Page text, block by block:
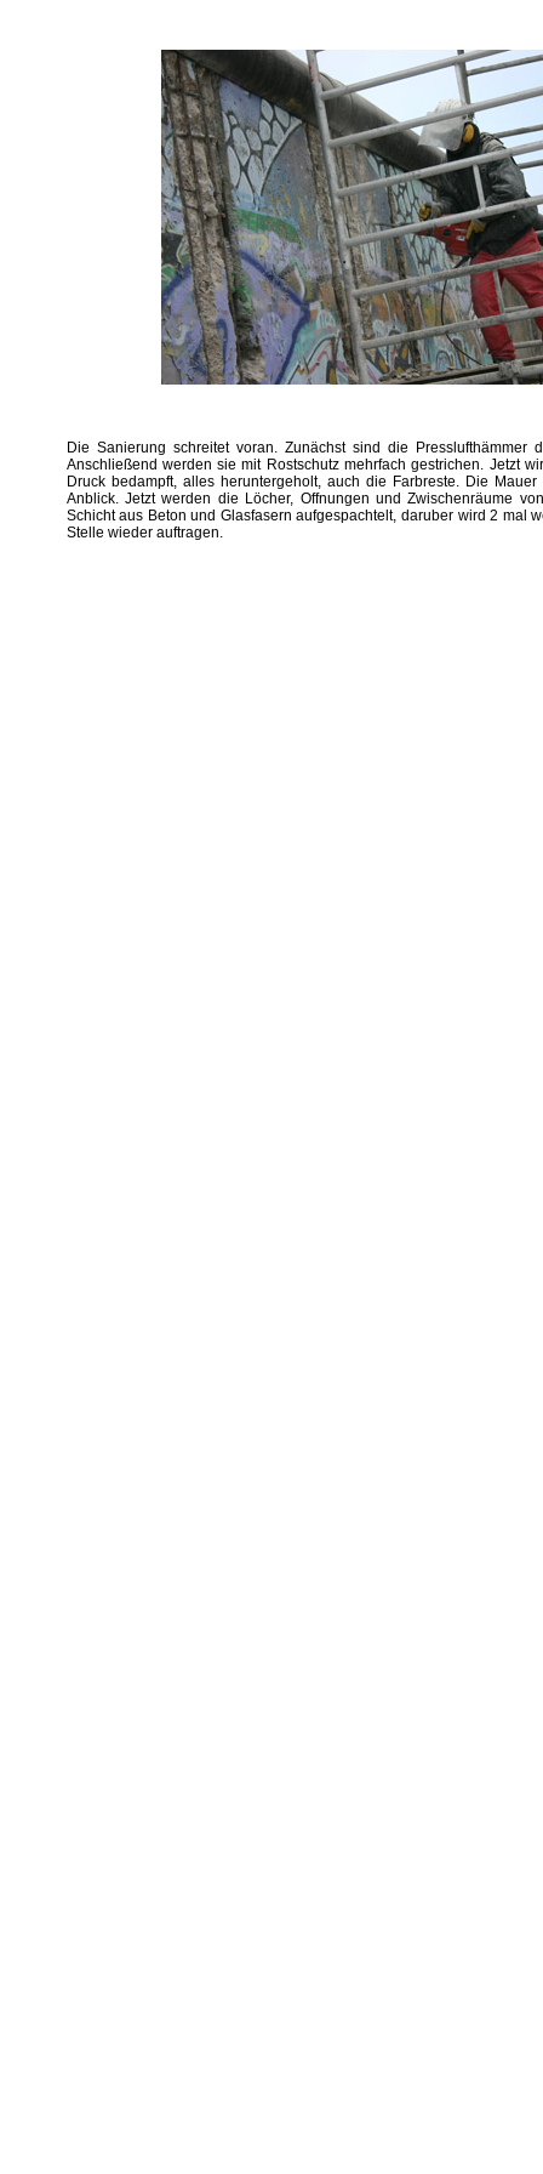
Die Sanierung schreitet voran. Zunächst sind die
Anschließend werden sie mit Rostschutz mehrfach gestrichen. Jetzt
Druck bedampft, alles heruntergeholt, auch die Farbreste. Die
Anblick. Jetzt werden die Löcher, Offnungen und Zwischenräume
Schicht aus Beton und Glasfasern aufgespachtelt, daruber wird 2 mal
Stelle wieder auftragen.